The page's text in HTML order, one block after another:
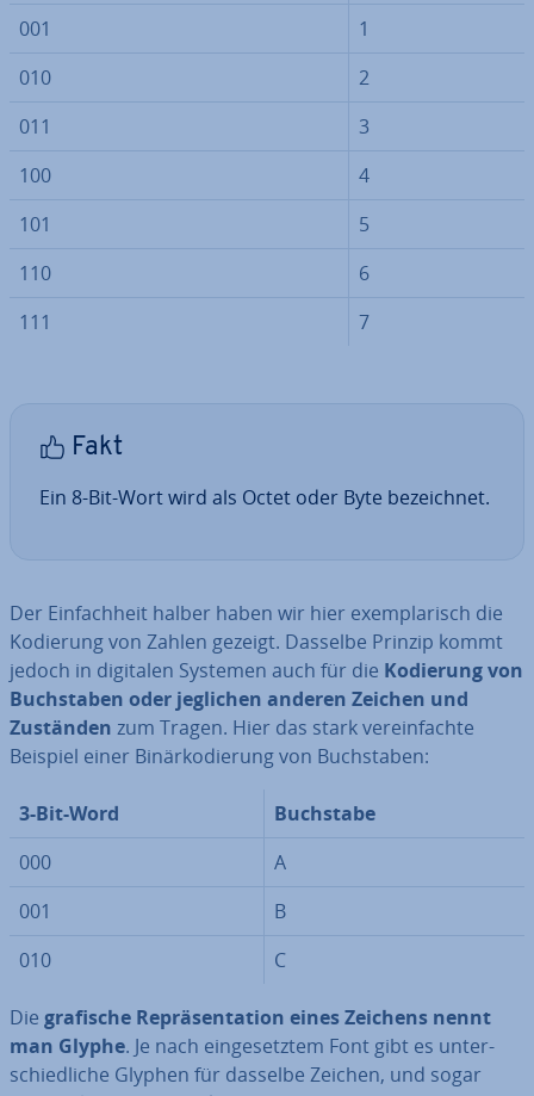
001
1
010
2
011
3
100
4
101
5
110
6
111
7
Fakt
Ein 8-Bit-Wort wird als Octet oder Byte be­zeich­net.
Der Ein­fach­heit halber haben wir hier ex­em­pla­risch die
Kodierung von Zahlen gezeigt. Dasselbe Prinzip kommt
jedoch in digitalen Systemen auch für die Kodierung von
Buch­sta­ben oder jeglichen anderen Zeichen und
Zuständen zum Tragen. Hier das stark ver­ein­fach­te
Beispiel einer Bi­när­ko­die­rung von Buch­sta­ben:
3-Bit-Word
Buchstabe
000
A
001
B
010
C
Die grafische Re­prä­sen­ta­ti­on eines Zeichens nennt
man Glyphe. Je nach ein­ge­setz­tem Font gibt es un­ter­
schied­li­che Glyphen für dasselbe Zeichen, und sogar